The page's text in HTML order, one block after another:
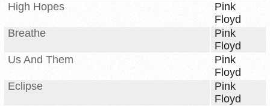
High Hopes
Pink
Floyd
Breathe
Pink
Floyd
Us And Them
Pink
Floyd
Eclipse
Pink
Floyd